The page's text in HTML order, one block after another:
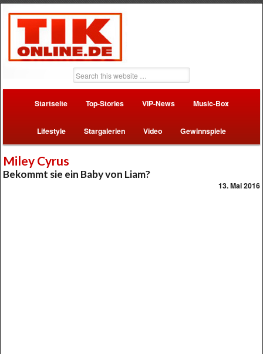
Startseite Top-Stories VIP-News Music-Box
Lifestyle Stargalerien Video Gewinnspiele
Miley Cyrus
Bekommt sie ein Baby von Liam?
13. Mai 2016